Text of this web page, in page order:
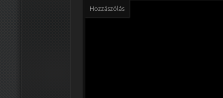
Hozzászólás